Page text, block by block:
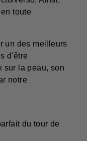
toute
un des meilleurs
d'être
sur la peau, son
notre
du tour de